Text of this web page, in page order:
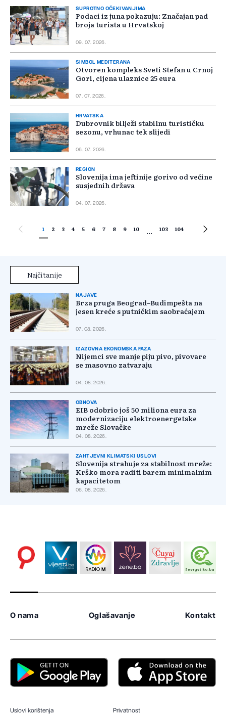
SUPROTNO OČEKIVANJIMA
Podaci iz juna pokazuju: Značajan pad
broja turista u Hrvatskoj
09. 07. 2026.
SIMBOL MEDITERANA
Otvoren kompleks Sveti Stefan u Crnoj
Gori, cijena ulaznice 25 eura
07. 07. 2026.
HRVATSKA
Dubrovnik bilježi stabilnu turističku
sezonu, vrhunac tek slijedi
06. 07. 2026.
REGION
Slovenija ima jeftinije gorivo od većine
susjednih država
04. 07. 2026.
1 2 3 4 5 6 7 8 9 10 ... 103 104
Najčitanije
NAJAVE
Brza pruga Beograd–Budimpešta na
jesen kreće s putničkim saobraćajem
07. 08. 2026.
IZAZOVNA EKONOMSKA FAZA
Nijemci sve manje piju pivo, pivovare
se masovno zatvaraju
04. 08. 2026.
OBNOVA
EIB odobrio još 50 miliona eura za
modernizaciju elektroenergetske
mreže Slovačke
04. 08. 2026.
ZAHTJEVNI KLIMATSKI USLOVI
Slovenija strahuje za stabilnost mreže:
Krško mora raditi barem minimalnim
kapacitetom
06. 08. 2026.
O nama Oglašavanje Kontakt
Uslovi korištenja Privatnost